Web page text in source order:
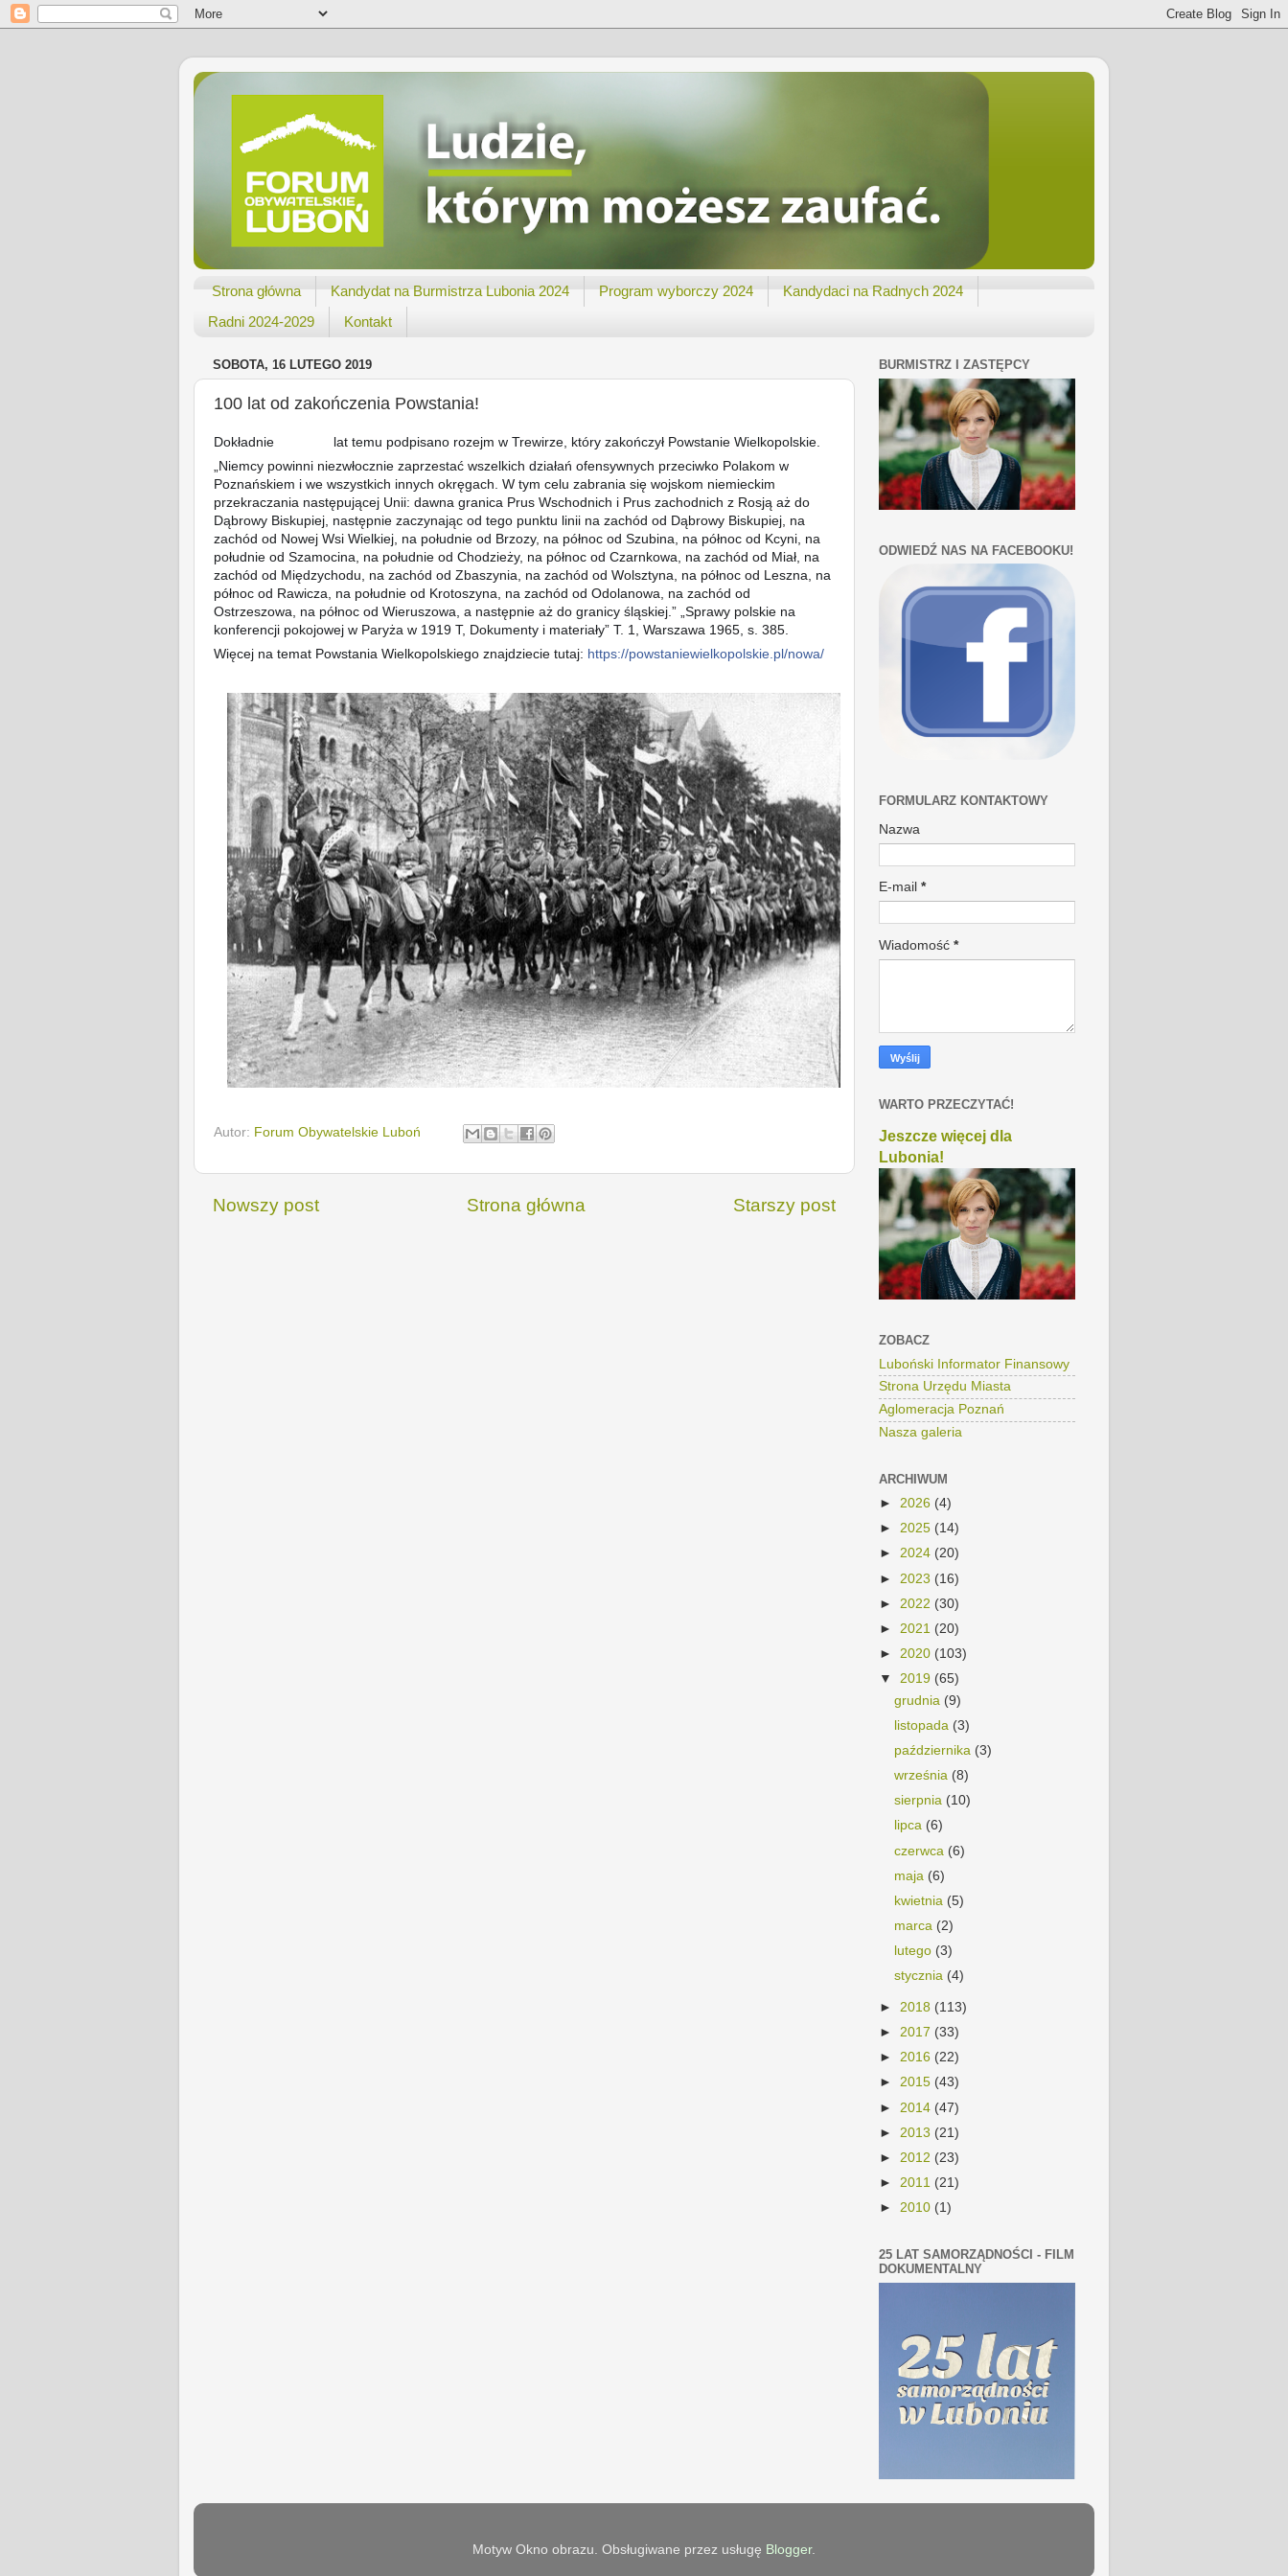
Strona główna Kandydat na Burmistrza Lubonia 2024 Program wyborczy 2024
Kandydaci na Radnych 2024
Radni 2024-2029
Kontakt
SOBOTA, 16 LUTEGO 2019
100 lat od zakończenia Powstania!
Dokładnie
lat temu podpisano rozejm w Trewirze, który zakończył Powstanie Wielkopolskie.
„Niemcy powinni niezwłocznie zaprzestać wszelkich działań ofensywnych przeciwko Polakom w
Poznańskiem i we wszystkich innych okręgach. W tym celu zabrania się wojskom niemieckim
przekraczania następującej Unii: dawna granica Prus Wschodnich i Prus zachodnich z Rosją aż do
Dąbrowy Biskupiej, następnie zaczynając od tego punktu linii na zachód od Dąbrowy Biskupiej, na
zachód od Nowej Wsi Wielkiej, na południe od Brzozy, na północ od Szubina, na północ od Kcyni, na
południe od Szamocina, na południe od Chodzieży, na północ od Czarnkowa, na zachód od Miał, na
zachód od Międzychodu, na zachód od Zbaszynia, na zachód od Wolsztyna, na północ od Leszna, na
północ od Rawicza, na południe od Krotoszyna, na zachód od Odolanowa, na zachód od
Ostrzeszowa, na północ od Wieruszowa, a następnie aż do granicy śląskiej.” „Sprawy polskie na
konferencji pokojowej w Paryża w 1919 T, Dokumenty i materiały” T. 1, Warszawa 1965, s. 385.
Więcej na temat Powstania Wielkopolskiego znajdziecie tutaj: https://powstaniewielkopolskie.pl/nowa/
Autor: Forum Obywatelskie Luboń
Nowszy post Starszy post
Strona główna
BURMISTRZ I ZASTĘPCY
ODWIEDŹ NAS NA FACEBOOKU!
FORMULARZ KONTAKTOWY
Nazwa
E-mail *
Wiadomość *
WARTO PRZECZYTAĆ!
Jeszcze więcej dla
Lubonia!
ZOBACZ
Luboński Informator Finansowy
Strona Urzędu Miasta
Aglomeracja Poznań
Nasza galeria
ARCHIWUM
► 2026 (4)
► 2025 (14)
► 2024 (20)
► 2023 (16)
► 2022 (30)
► 2021 (20)
► 2020 (103)
▼ 2019 (65)
grudnia (9)
listopada (3)
października (3)
września (8)
sierpnia (10)
lipca (6)
czerwca (6)
maja (6)
kwietnia (5)
marca (2)
lutego (3)
stycznia (4)
► 2018 (113)
► 2017 (33)
► 2016 (22)
► 2015 (43)
► 2014 (47)
► 2013 (21)
► 2012 (23)
► 2011 (21)
► 2010 (1)
25 LAT SAMORZĄDNOŚCI - FILM
DOKUMENTALNY
Motyw Okno obrazu. Obsługiwane przez usługę Blogger.